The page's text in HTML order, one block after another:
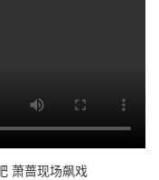
萧蔷现场飙戏